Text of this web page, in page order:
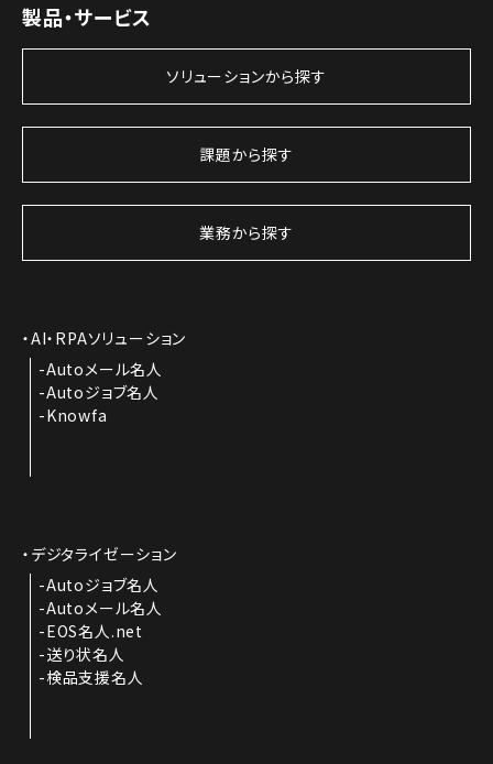
製品・サービス
ソリューションから探す
課題から探す
業務から探す
AI・RPAソリューション
Autoメール名人
Autoジョブ名人
Knowfa
デジタライゼーション
Autoジョブ名人
Autoメール名人
EOS名人.net
送り状名人
検品支援名人